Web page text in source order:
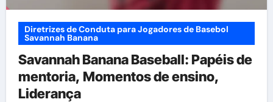
Diretrizes de Conduta para Jogadores de Basebol
Savannah Banana
Savannah Banana Baseball: Papéis de
mentoria, Momentos de ensino,
Liderança